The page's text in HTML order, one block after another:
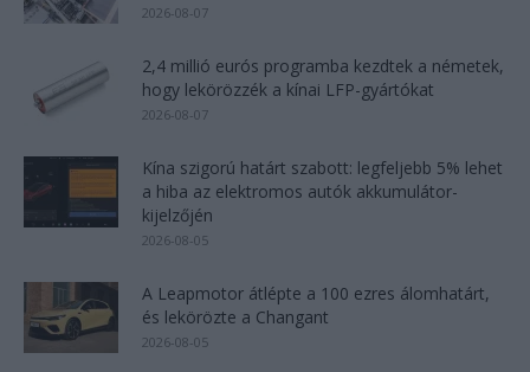
2026-08-07
2,4 millió eurós programba kezdtek a németek,
hogy lekörözzék a kínai LFP-gyártókat
2026-08-07
Kína szigorú határt szabott: legfeljebb 5% lehet
a hiba az elektromos autók akkumulátor-
kijelzőjén
2026-08-05
A Leapmotor átlépte a 100 ezres álomhatárt,
és lekörözte a Changant
2026-08-05